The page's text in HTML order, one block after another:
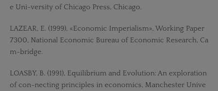
e Uni-versity of Chicago Press, Chicago.
LAZEAR, E. (1999), «Economic Imperialism», Working Paper
7300, National Economic Bureau of Economic Research, Ca
m-bridge.
LOASBY, B. (1991), Equilibrium and Evolution: An exploration
of con-necting principles in economics, Manchester Unive